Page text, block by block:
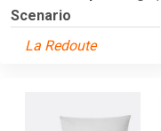
Scenario
La Redoute